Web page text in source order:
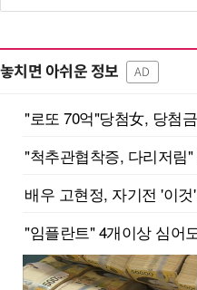
놓치면 아쉬운 정보 AD